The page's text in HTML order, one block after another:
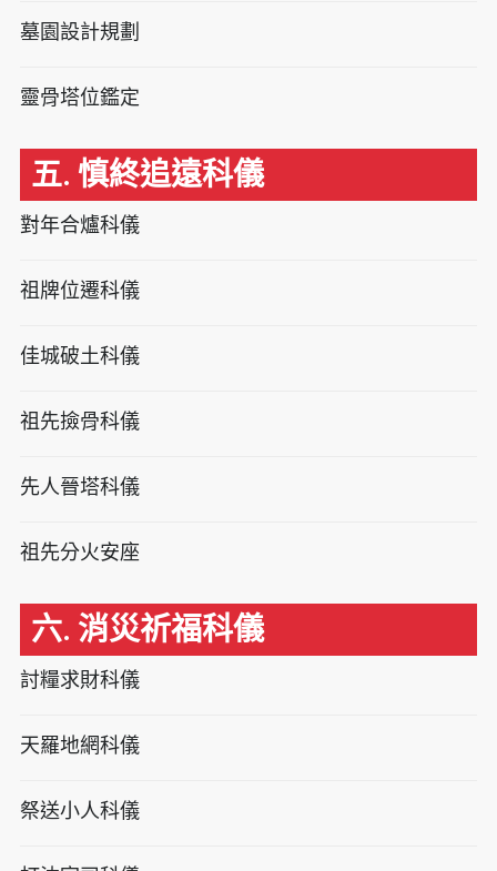
墓園設計規劃
靈骨塔位鑑定
五. 慎終追遠科儀
對年合爐科儀
祖牌位遷科儀
佳城破土科儀
祖先撿骨科儀
先人晉塔科儀
祖先分火安座
六. 消災祈福科儀
討糧求財科儀
天羅地網科儀
祭送小人科儀